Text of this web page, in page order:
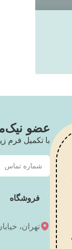
عضو
با تکمیل فرم
فروشگاه
تهران،